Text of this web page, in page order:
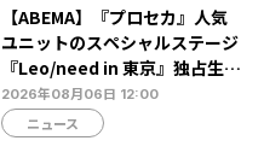
【ABEMA】『プロセカ』人気
ユニットのスペシャルステージ
『Leo/need in 東京』独占生放
送決定…ショートライブや生ア
フレコも
2026年08月06日 12:00
ニュース